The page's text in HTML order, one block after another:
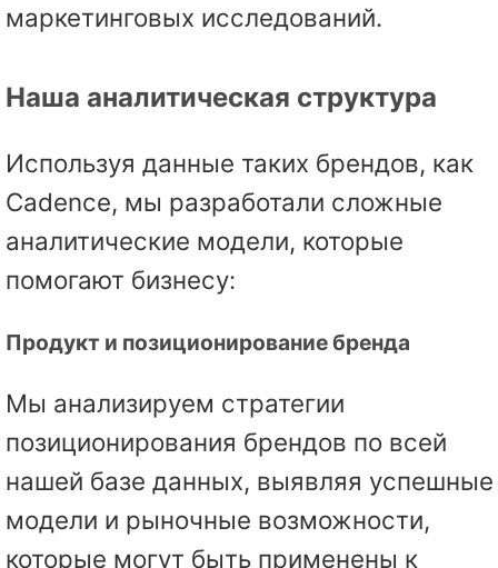
маркетинговых исследований.
Наша аналитическая структура
Используя данные таких брендов, как
Cadence, мы разработали сложные
аналитические модели, которые
помогают бизнесу:
Продукт и позиционирование бренда
Мы анализируем стратегии
позиционирования брендов по всей
нашей базе данных, выявляя успешные
модели и рыночные возможности,
которые могут быть применены к